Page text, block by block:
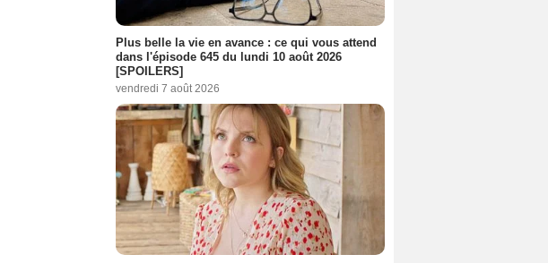
Plus belle la vie en avance : ce qui vous attend
dans l'épisode 645 du lundi 10 août 2026
[SPOILERS]
vendredi 7 août 2026